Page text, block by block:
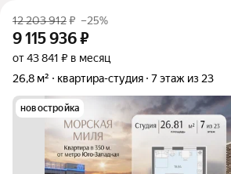
12 203 912₽ –25%
9 115 936₽
от 43 841 ₽ в месяц
26,8 м²
квартира-студия 7 этаж из 23
новостройка